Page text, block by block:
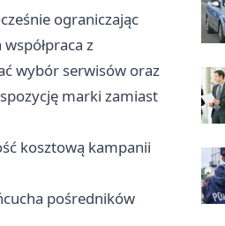
ograniczając
z
wybór serwisów oraz
marki zamiast
kosztową kampanii
pośredników